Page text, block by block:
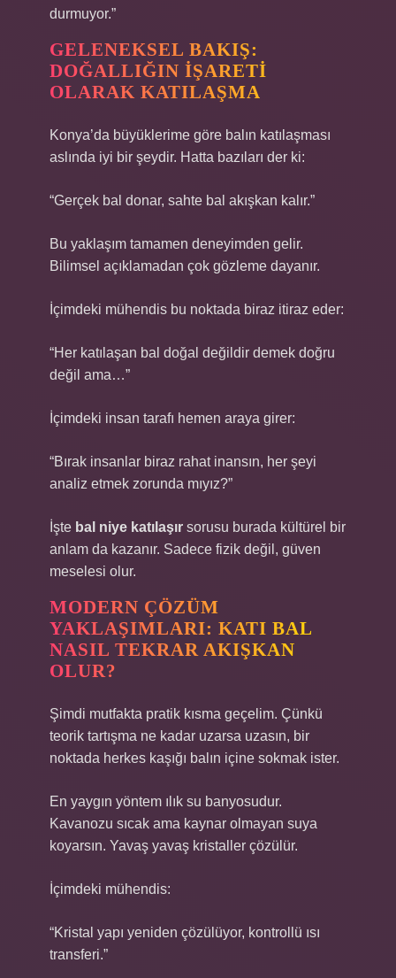
durmuyor.”
GELENEKSEL BAKIŞ:
DOĞALLIĞIN IŞARETI
OLARAK KATILAŞMA
Konya’da büyüklerime göre balın katılaşması
aslında iyi bir şeydir. Hatta bazıları der ki:
“Gerçek bal donar, sahte bal akışkan kalır.”
Bu yaklaşım tamamen deneyimden gelir.
Bilimsel açıklamadan çok gözleme dayanır.
İçimdeki mühendis bu noktada biraz itiraz eder:
“Her katılaşan bal doğal değildir demek doğru
değil ama…”
İçimdeki insan tarafı hemen araya girer:
“Bırak insanlar biraz rahat inansın, her şeyi
analiz etmek zorunda mıyız?”
İşte bal niye katılaşır sorusu burada kültürel bir
anlam da kazanır. Sadece fizik değil, güven
meselesi olur.
MODERN ÇÖZÜM
YAKLAŞIMLARI: KATI BAL
NASIL TEKRAR AKIŞKAN
OLUR?
Şimdi mutfakta pratik kısma geçelim. Çünkü
teorik tartışma ne kadar uzarsa uzasın, bir
noktada herkes kaşığı balın içine sokmak ister.
En yaygın yöntem ılık su banyosudur.
Kavanozu sıcak ama kaynar olmayan suya
koyarsın. Yavaş yavaş kristaller çözülür.
İçimdeki mühendis:
“Kristal yapı yeniden çözülüyor, kontrollü ısı
transferi.”